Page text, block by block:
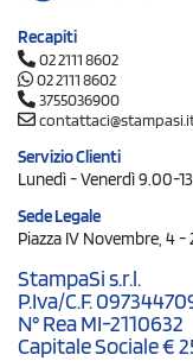
Recapiti
02 2111 8602
02 2111 8602
3755036900
Servizio Clienti
Lunedì - Venerdì 9.00-
Sede Legale
Piazza IV Novembre, 4 -
StampaSi s.r.l.
P.Iva/C.F.
N° Rea MI-2110632
Capitale Sociale €